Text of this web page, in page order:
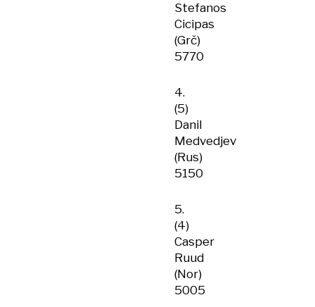
Stefanos
Cicipas
(Grč)
5770
4.
(5)
Danil
Medvedjev
(Rus)
5150
5.
(4)
Casper
Ruud
(Nor)
5005